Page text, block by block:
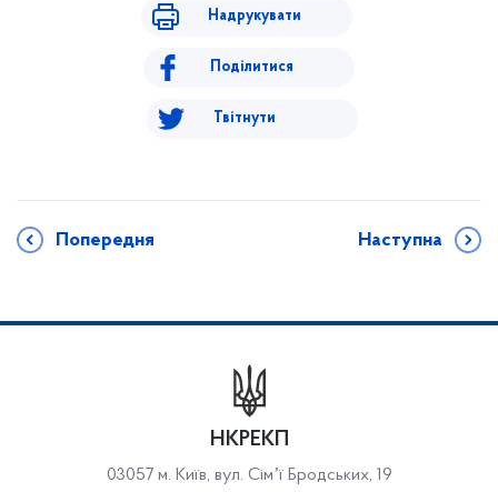
Надрукувати
Поділитися
Твітнути
Попередня Наступна
НКРЕКП
03057 м. Київ, вул. Сімʼї Бродських, 19